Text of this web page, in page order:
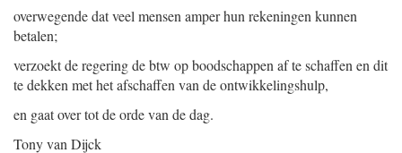
overwegende dat veel mensen amper hun rekeningen kunnen
betalen;
verzoekt de regering de btw op boodschappen af te schaffen en dit
te dekken met het afschaffen van de ontwikkelingshulp,
en gaat over tot de orde van de dag.
Tony van Dijck